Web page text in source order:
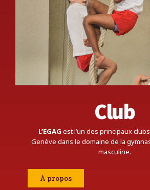
Club
L’EGAG est l’un des principaux
Genève dans le domaine de la
masculine.
À propos